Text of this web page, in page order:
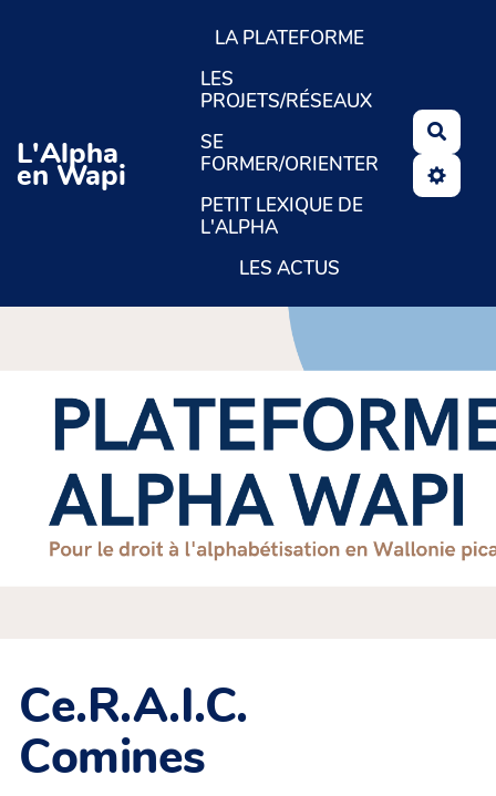
Aller au contenu principal
L'Alpha
en Wapi
LA PLATEFORME
LES
PROJETS/RÉSEAUX
SE
FORMER/ORIENTER
PETIT LEXIQUE DE
L'ALPHA
LES ACTUS
Ce.R.A.I.C.
Comines